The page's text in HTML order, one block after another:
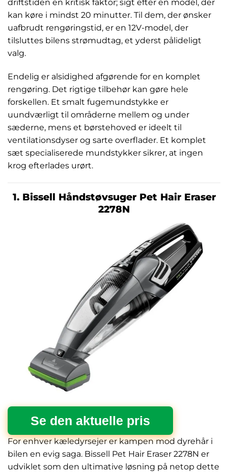
driftstiden en kritisk faktor; sigt efter en model, der
kan køre i mindst 20 minutter. Til dem, der ønsker
uafbrudt rengøringstid, er en 12V-model, der
tilsluttes bilens strømudtag, et yderst pålideligt
valg.
Endelig er alsidighed afgørende for en komplet
rengøring. Det rigtige tilbehør kan gøre hele
forskellen. Et smalt fugemundstykke er
uundværligt til områderne mellem og under
sæderne, mens et børstehoved er ideelt til
ventilationsdyser og sarte overflader. Et komplet
sæt specialiserede mundstykker sikrer, at ingen
krog efterlades urørt.
1. Bissell Håndstøvsuger Pet Hair Eraser
2278N
Se den aktuelle pris
For enhver kæledyrsejer er kampen mod dyrehår i
bilen en evig saga. Bissell Pet Hair Eraser 2278N er
udviklet som den ultimative løsning på netop dette